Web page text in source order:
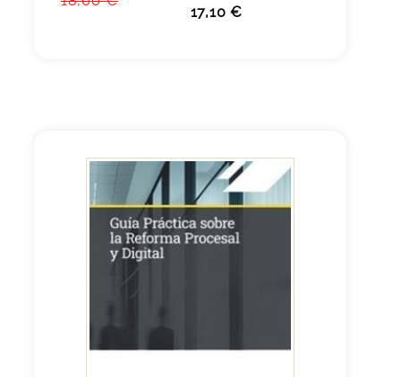
17,10 €